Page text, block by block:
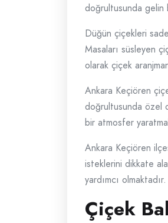
doğrultusunda gelin
Düğün çiçekleri
Masaları süsleyen
olarak çiçek
Ankara Keçiören
doğrultusunda özel
bir atmosfer
Ankara Keçiören
isteklerini dikkate
yardımcı olmaktadır.
Çiçek